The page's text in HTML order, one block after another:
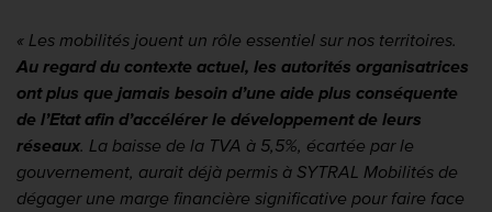
« Les mobilités jouent un rôle essentiel sur nos territoires.
Au regard du contexte actuel, les autorités organisatrices
ont plus que jamais besoin d’une aide plus conséquente
de l’Etat afin d’accélérer le développement de leurs
réseaux. La baisse de la TVA à 5,5%, écartée par le
gouvernement, aurait déjà permis à SYTRAL Mobilités de
dégager une marge financière significative pour faire face